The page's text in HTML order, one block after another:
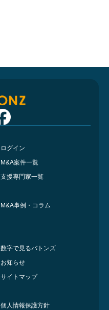
ログイン
M&A案件一覧
支援専門家一覧
M&A事例・コラム
数字で見るバトンズ
お知らせ
サイトマップ
個人情報保護方針